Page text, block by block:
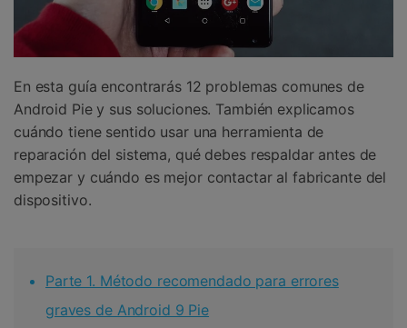
En esta guía encontrarás 12 problemas comunes de
Android Pie y sus soluciones. También explicamos
cuándo tiene sentido usar una herramienta de
reparación del sistema, qué debes respaldar antes de
empezar y cuándo es mejor contactar al fabricante del
dispositivo.
Parte 1. Método recomendado para errores
graves de Android 9 Pie